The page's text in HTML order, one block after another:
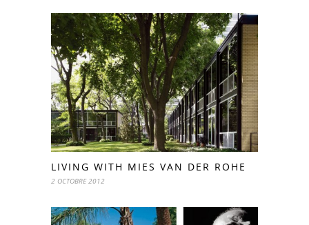
LIVING WITH MIES VAN DER ROHE
2 OCTOBRE 2012